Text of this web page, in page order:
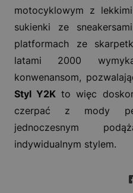
motocyklowym z
sukienki ze
platformach ze
latami 2000
konwenansom,
Styl Y2K to więc
czerpać z mody
jednoczesnym
indywidualnym stylem.